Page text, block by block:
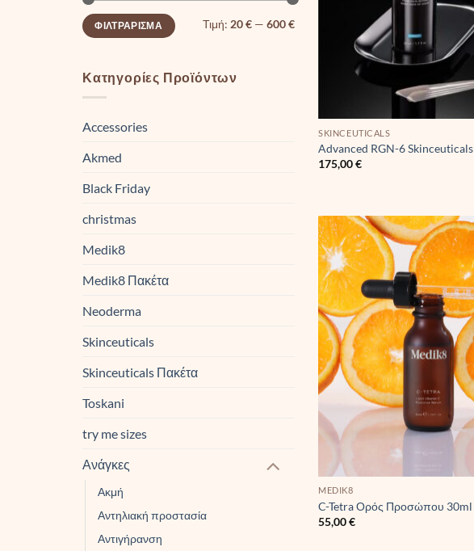
Ελάχιστη
τιμή
Μέγιστη
τιμήΦΙΛΤΡΆΡΙΣΜΑ Τιμή: 20 €— 600 €
Κατηγορίες Προϊόντων
Accessories
Akmed
Black Friday
christmas
Medik8
Medik8 Πακέτα
Neoderma
Skinceuticals
Skinceuticals Πακέτα
Toskani
try me sizes
Ανάγκες
Ακμή
Αντηλιακή προστασία
Αντιγήρανση
SKINCEUTICALS
Advanced RGN-6 Skinceuticals
175,00€
MEDIK8
C-Tetra Ορός Προσώπου 30ml
55,00€